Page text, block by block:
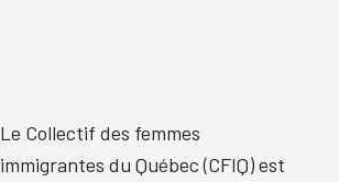
Le Collectif des femmes
immigrantes du Québec (CFIQ) est